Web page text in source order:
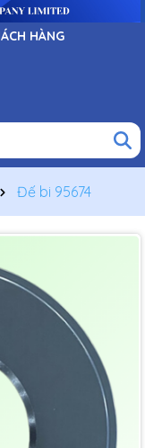
HÀNG
Đế bi 95674